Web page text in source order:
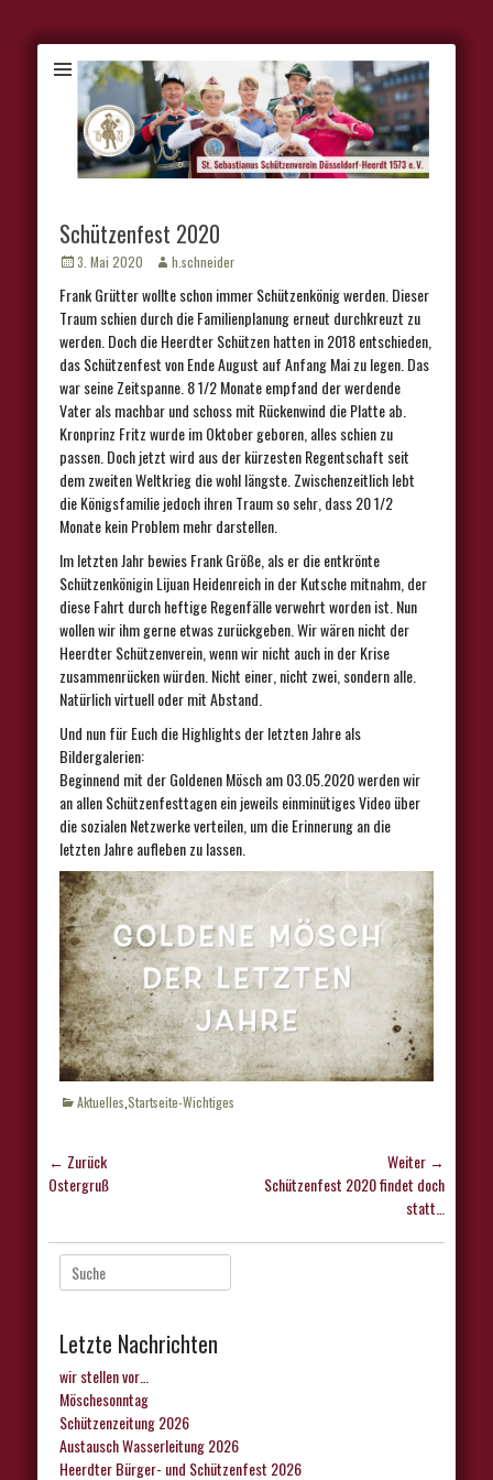
Schützenfest 2020
Veröffentlicht
3. Mai 2020 Autorh.schneider
Frank Grütter wollte schon immer Schützenkönig werden. Dieser
Traum schien durch die Familienplanung erneut durchkreuzt zu
werden. Doch die Heerdter Schützen hatten in 2018 entschieden,
das Schützenfest von Ende August auf Anfang Mai zu legen. Das
war seine Zeitspanne. 8 1/2 Monate empfand der werdende
Vater als machbar und schoss mit Rückenwind die Platte ab.
Kronprinz Fritz wurde im Oktober geboren, alles schien zu
passen. Doch jetzt wird aus der kürzesten Regentschaft seit
dem zweiten Weltkrieg die wohl längste. Zwischenzeitlich lebt
die Königsfamilie jedoch ihren Traum so sehr, dass 20 1/2
Monate kein Problem mehr darstellen.
Im letzten Jahr bewies Frank Größe, als er die entkrönte
Schützenkönigin Lijuan Heidenreich in der Kutsche mitnahm, der
diese Fahrt durch heftige Regenfälle verwehrt worden ist. Nun
wollen wir ihm gerne etwas zurückgeben. Wir wären nicht der
Heerdter Schützenverein, wenn wir nicht auch in der Krise
zusammenrücken würden. Nicht einer, nicht zwei, sondern alle.
Natürlich virtuell oder mit Abstand.
Und nun für Euch die Highlights der letzten Jahre als
Bildergalerien:
Beginnend mit der Goldenen Mösch am 03.05.2020 werden wir
an allen Schützenfesttagen ein jeweils einminütiges Video über
die sozialen Netzwerke verteilen, um die Erinnerung an die
letzten Jahre aufleben zu lassen.
Kategorien
Aktuelles Startseite-Wichtiges
Beitragsnavigation
← Zurück
Vorhergehender
Ostergruß
Weiter →
Nächster
Schützenfest 2020 findet doch
statt…
Suche
nach:
Letzte Nachrichten
wir stellen vor…
Möschesonntag
Schützenzeitung 2026
Austausch Wasserleitung 2026
Heerdter Bürger- und Schützenfest 2026